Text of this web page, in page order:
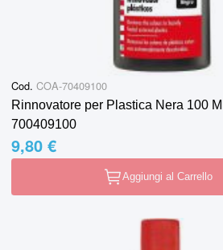
Cod. COA-70409100
Rinnovatore per Plastica Nera 100
700409100
9,80 €
Aggiungi al Carrello